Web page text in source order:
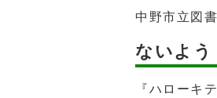
中野市立図
ないよう
『ハローキ